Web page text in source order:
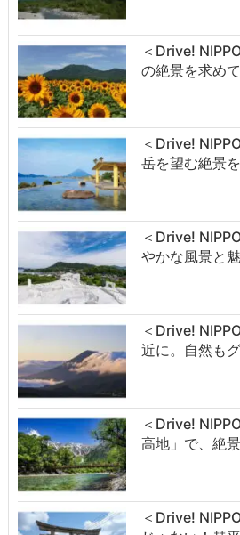
＜Drive!
の絶景を求め
＜Drive!
岳を望む絶景
＜Drive!
やかな風景と
＜Drive!
近に。自然も
＜Drive!
高地」で、絶
＜Drive!